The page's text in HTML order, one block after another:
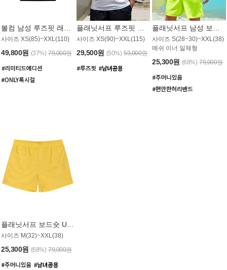
사이즈 XS(85)~XXL(110)
49,800원 (37%) 79,000원
사이즈 XS(90)~XXL(115)
29,500원 (50%) 59,000원
사이즈 S(28~30)~XXL(38)
메쉬 이너 일체형
25,300원 (68%) 79,000원
플래닛서프 보드숏 UMB008YPS
사이즈 M(32)~XXL(38)
25,300원 (68%) 79,000원